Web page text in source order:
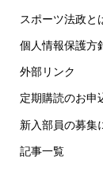
スポーツ法政と
個人情報保護方
外部リンク
定期購読のお申
新入部員の募集
記事一覧